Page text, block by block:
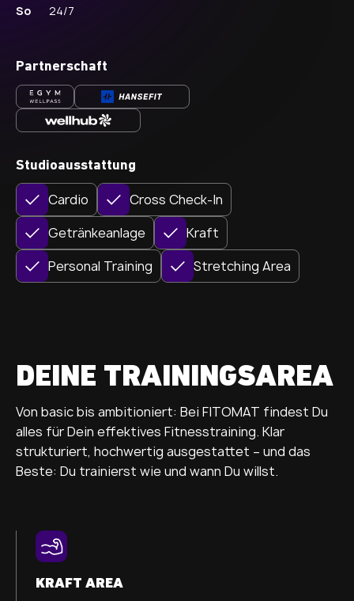
So
24/7
Partnerschaft
Studioausstattung
Cardio
Cross Check-In
Getränkeanlage
Kraft
Personal Training
Stretching Area
DEINE TRAININGSAREA
Von basic bis ambitioniert: Bei FITOMAT findest Du
alles für Dein effektives Fitnesstraining. Klar
strukturiert, hochwertig ausgestattet – und das
Beste: Du trainierst wie und wann Du willst.
KRAFT AREA